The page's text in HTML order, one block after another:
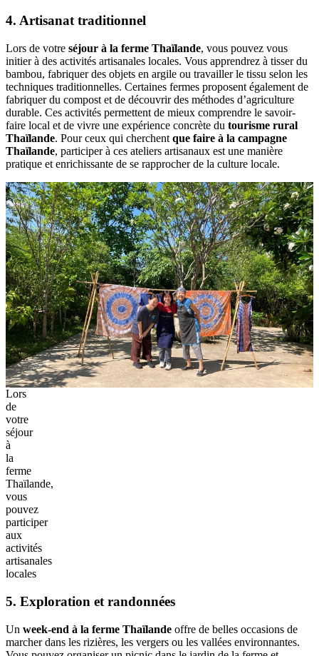
4. Artisanat traditionnel
Lors de votre séjour à la ferme Thaïlande, vous pouvez vous
initier à des activités artisanales locales. Vous apprendrez à tisser du
bambou, fabriquer des objets en argile ou travailler le tissu selon les
techniques traditionnelles. Certaines fermes proposent également de
fabriquer du compost et de découvrir des méthodes d’agriculture
durable. Ces activités permettent de mieux comprendre le savoir-
faire local et de vivre une expérience concrète du tourisme rural
Thaïlande. Pour ceux qui cherchent que faire à la campagne
Thaïlande, participer à ces ateliers artisanaux est une manière
pratique et enrichissante de se rapprocher de la culture locale.
Lors
de
votre
séjour
à
la
ferme
Thaïlande,
vous
pouvez
participer
aux
activités
artisanales
locales
5. Exploration et randonnées
Un week-end à la ferme Thaïlande offre de belles occasions de
marcher dans les rizières, les vergers ou les vallées environnantes.